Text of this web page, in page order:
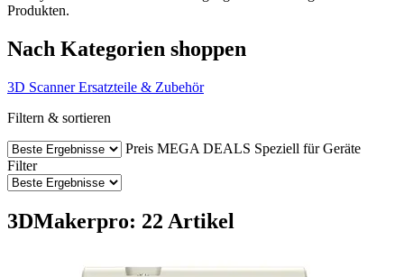
Produkten.
Nach Kategorien shoppen
3D Scanner Ersatzteile & Zubehör
Filtern & sortieren
Preis MEGA DEALS Speziell für Geräte
Filter
3DMakerpro: 22 Artikel